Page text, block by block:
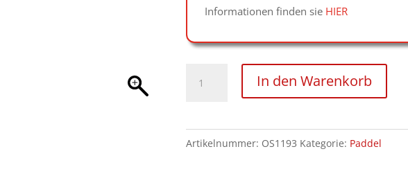
Informationen finden sie HIER
Doppelpaddel
Nieten
Menge
In den Warenkorb
Artikelnummer: OS1193 Kategorie: Paddel